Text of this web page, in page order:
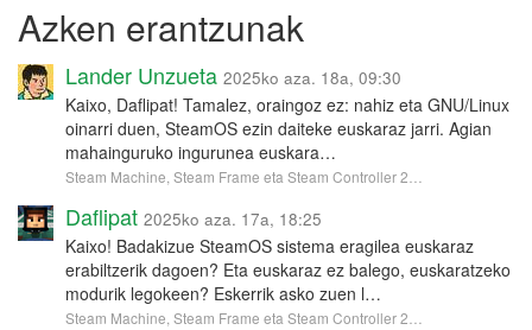
Azken erantzunak
Lander Unzueta 2025ko aza. 18a, 09:30
Kaixo, Daflipat! Tamalez, oraingoz ez: nahiz eta GNU/Linux
oinarri duen, SteamOS ezin daiteke euskaraz jarri. Agian
mahainguruko ingurunea euskara…
Steam Machine, Steam Frame eta Steam Controller 2…
Daflipat 2025ko aza. 17a, 18:25
Kaixo! Badakizue SteamOS sistema eragilea euskaraz
erabiltzerik dagoen? Eta euskaraz ez balego, euskaratzeko
modurik legokeen? Eskerrik asko zuen l…
Steam Machine, Steam Frame eta Steam Controller 2…